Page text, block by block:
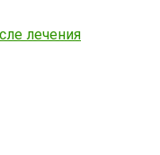
лечения